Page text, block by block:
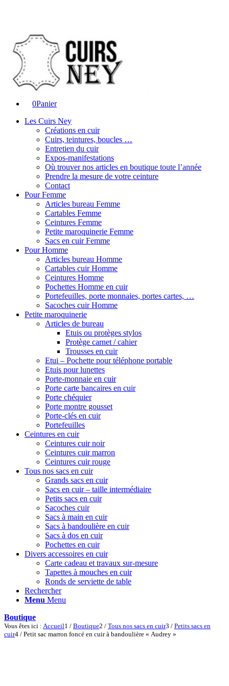
0Panier
Les Cuirs Ney
Créations en cuir
Cuirs, teintures, boucles …
Entretien du cuir
Expos-manifestations
Où trouver nos articles en boutique toute l’année
Prendre la mesure de votre ceinture
Contact
Pour Femme
Articles bureau Femme
Cartables Femme
Ceintures Femme
Petite maroquinerie Femme
Sacs en cuir Femme
Pour Homme
Articles bureau Homme
Cartables cuir Homme
Ceintures Homme
Pochettes Homme en cuir
Portefeuilles, porte monnaies, portes cartes, …
Sacoches cuir Homme
Petite maroquinerie
Articles de bureau
Etuis ou protèges stylos
Protège carnet / cahier
Trousses en cuir
Etui – Pochette pour téléphone portable
Etuis pour lunettes
Porte-monnaie en cuir
Porte carte bancaires en cuir
Porte chéquier
Porte montre gousset
Porte-clés en cuir
Portefeuilles
Ceintures en cuir
Ceintures cuir noir
Ceintures cuir marron
Ceintures cuir rouge
Tous nos sacs en cuir
Grands sacs en cuir
Sacs en cuir – taille intermédiaire
Petits sacs en cuir
Sacoches cuir
Sacs à main en cuir
Sacs à bandoulière en cuir
Sacs à dos en cuir
Pochettes en cuir
Divers accessoires en cuir
Carte cadeau et travaux sur-mesure
Tapettes à mouches en cuir
Ronds de serviette de table
Rechercher
Menu Menu
Boutique
Vous êtes ici : Accueil1 / Boutique2 / Tous nos sacs en cuir3 / Petits sacs en
cuir4 / Petit sac marron foncé en cuir à bandoulière « Audrey »